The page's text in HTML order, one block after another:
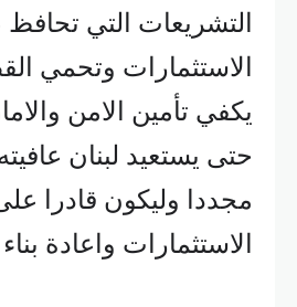
التشريعات التي
الاستثمارات وتحمي
يكفي تأمين الامن
حتى يستعيد لبنان
مجددا وليكون قادرا
الاستثمارات واعادة